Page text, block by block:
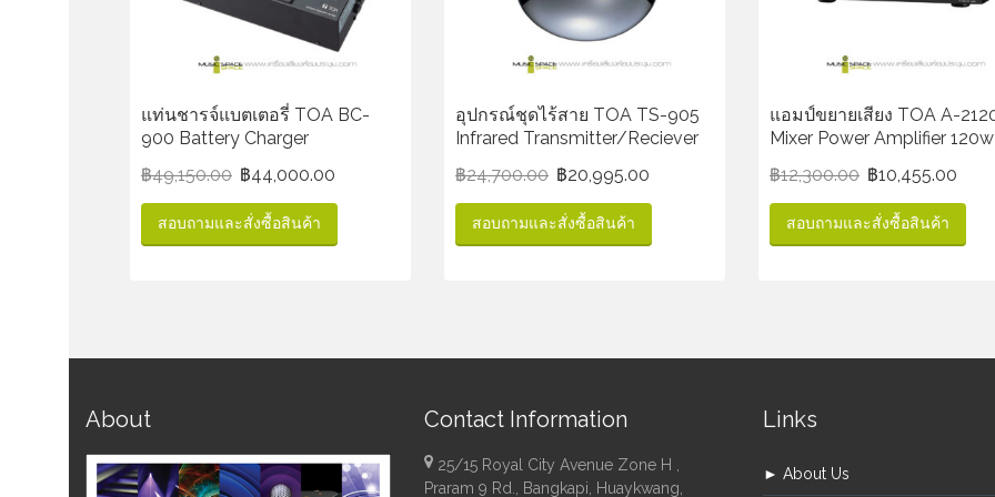
แท่นชารจ์แบตเตอรี่ TOA BC-
900 Battery Charger
฿49,150.00 ฿44,000.00
สอบถามและสั่งซื้อสินค้า
อุปกรณ์ชุดไร้สาย TOA TS-905
Infrared Transmitter/Reciever
฿24,700.00 ฿20,995.00
สอบถามและสั่งซื้อสินค้า
แอมป์ขยายเสียง TOA A-
Mixer Power Amplifier 120w
฿12,300.00 ฿10,455.00
สอบถามและสั่งซื้อสินค้า
About Contact Information
25/15 Royal City Avenue Zone H ,
Praram 9 Rd., Bangkapi, Huaykwang,
Links
► About Us